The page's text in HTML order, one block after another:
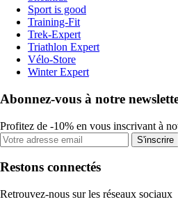
Sport is good
Training-Fit
Trek-Expert
Triathlon Expert
Vélo-Store
Winter Expert
Abonnez-vous à notre
Profitez de -10% en vous inscrivant à
S'inscrire
Restons connectés
Retrouvez-nous sur les réseaux sociaux